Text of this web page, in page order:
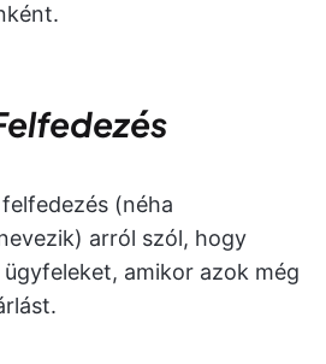
(néha
arról szól, hogy
amikor azok még